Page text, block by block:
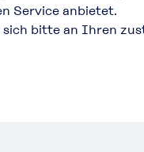
Service anbietet.
bitte an Ihren